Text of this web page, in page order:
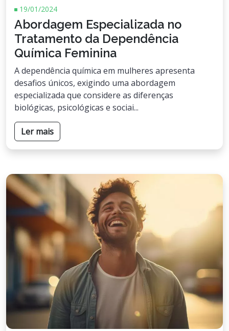
19/01/2024
Abordagem Especializada no
Tratamento da Dependência
Química Feminina
A dependência química em mulheres apresenta
desafios únicos, exigindo uma abordagem
especializada que considere as diferenças
biológicas, psicológicas e sociai...
Ler mais